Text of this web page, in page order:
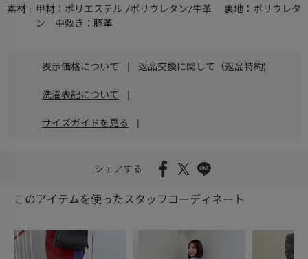
素材
甲材：ポリエステル /ポリウレタン/牛革 裏地：ポリウレタ
ン 中敷き：豚革
表示価格について | 返品交換に関して（返品特約)
洗濯表記について |
サイズガイドを見る |
シェアする
このアイテムを使ったスタッフコーディネート